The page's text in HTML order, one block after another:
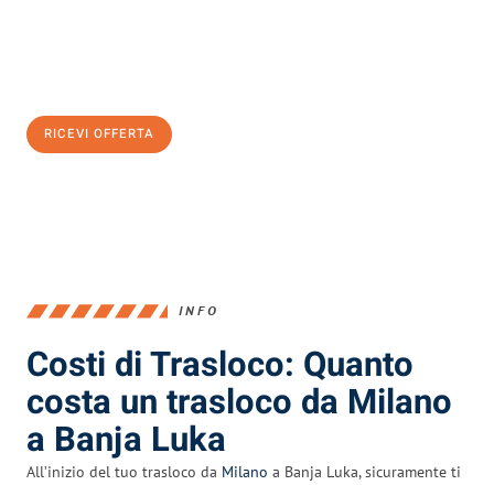
RICEVI OFFERTA
INFO
Costi di Trasloco: Quanto
costa un trasloco da Milano
a Banja Luka
All’inizio del tuo trasloco da Milano a Banja Luka, sicuramente ti